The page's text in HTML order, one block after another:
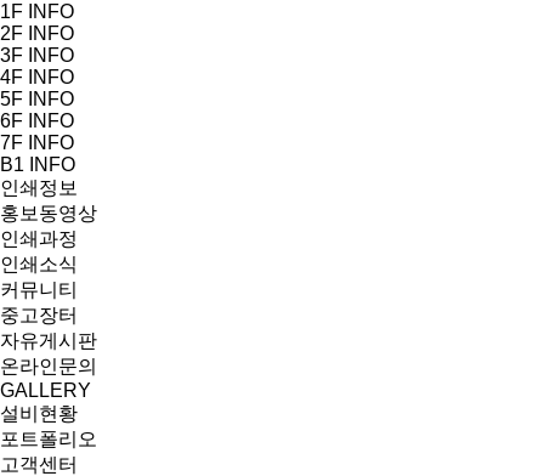
1F INFO
2F INFO
3F INFO
4F INFO
5F INFO
6F INFO
7F INFO
B1 INFO
인쇄정보
홍보동영상
인쇄과정
인쇄소식
커뮤니티
중고장터
자유게시판
온라인문의
GALLERY
설비현황
포트폴리오
고객센터